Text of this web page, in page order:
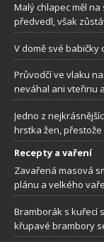
Malý chlapec měl
předvedl, však
V domě své
Průvodčí ve vlaku
neváhal ani vteřinu
Jedno z
hrstka žen,
Recepty a vaření
Zavařená masová
plánu a velkého
Bramborák s kuřecí
křupavé brambory